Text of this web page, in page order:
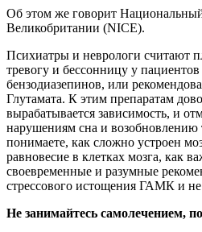
Об этом же говорит
Великобритании (NICE).
Психиатры и неврологи считают
тревогу и бессонницу у
бензодиазепинов, или
Глутамата. К этим препаратам
вырабатывается зависимость, и
нарушениям сна и возобновлению
понимаете, как сложно устроен
равновесие в клетках мозга, как
своевременные и разумные
стрессового истощения ГАМК и
Не занимайтесь самолечением,